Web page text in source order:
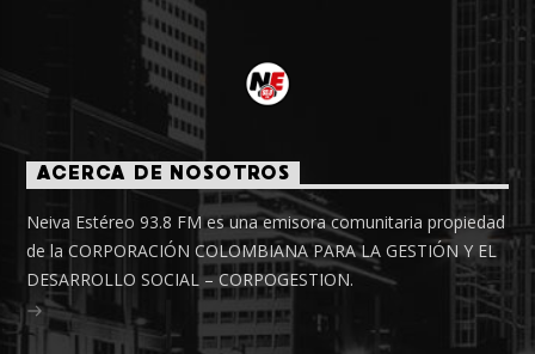
ACERCA DE NOSOTROS
Neiva Estéreo 93.8 FM es una emisora comunitaria propiedad
de la CORPORACIÓN COLOMBIANA PARA LA GESTIÓN Y EL
DESARROLLO SOCIAL – CORPOGESTION.